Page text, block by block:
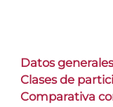
Datos generales
Clases de
Comparativa